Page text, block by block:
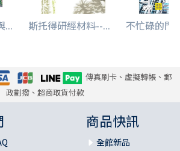
... 斯托得研經材料--... 不忙碌的門
傳真刷卡、虛擬轉帳、郵
政劃撥、超商取貨付款
商品快訊
全館新品